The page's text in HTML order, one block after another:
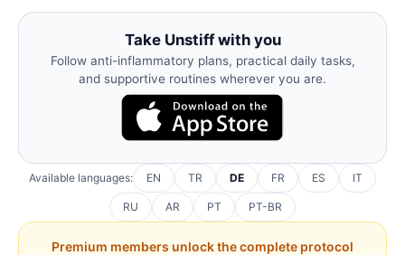
Take Unstiff with you
Follow anti-inflammatory plans, practical daily tasks,
and supportive routines wherever you are.
Available languages: EN TR DE FR ES IT
RU AR PT PT-BR
Premium members unlock the complete protocol